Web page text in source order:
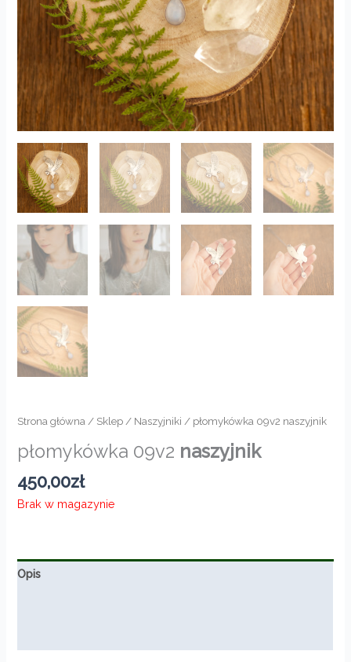
Strona główna / Sklep / Naszyjniki / płomykówka 09v2 naszyjnik
płomykówka 09v2 naszyjnik
450,00zł
Brak w magazynie
Opis